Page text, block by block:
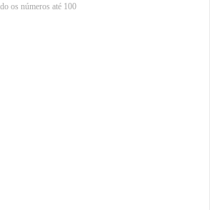
os números até 100